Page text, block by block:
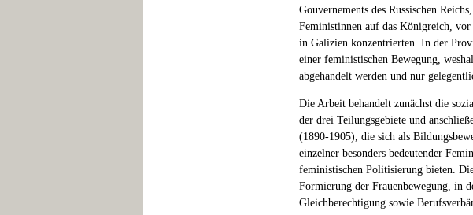
Gouvernements des Russischen
Feministinnen auf das Königreich,
in Galizien konzentrierten. In der
einer feministischen Bewegung,
abgehandelt werden und nur
Die Arbeit behandelt zunächst die
der drei Teilungsgebiete und
(1890-1905), die sich als
einzelner besonders bedeutender
feministischen Politisierung bieten.
Formierung der Frauenbewegung, in
Gleichberechtigung sowie